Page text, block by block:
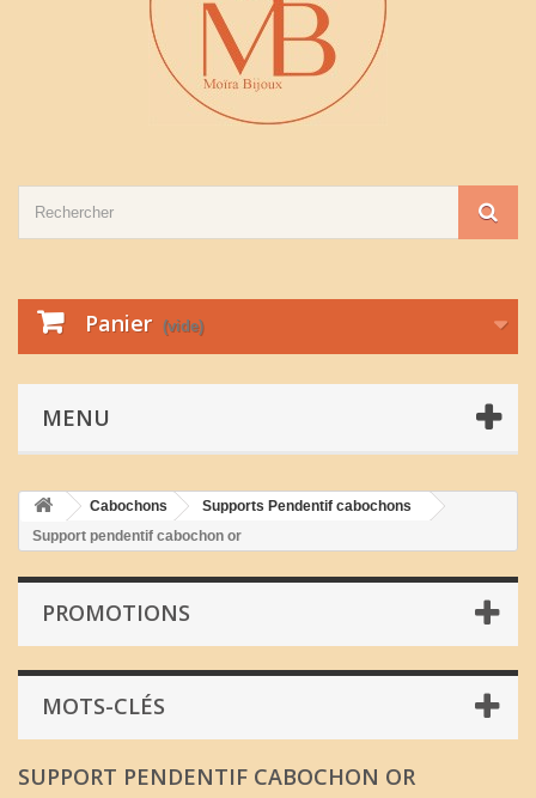
Panier (vide)
MENU
Cabochons
Supports Pendentif cabochons
Support pendentif cabochon or
PROMOTIONS
MOTS-CLÉS
SUPPORT PENDENTIF CABOCHON OR